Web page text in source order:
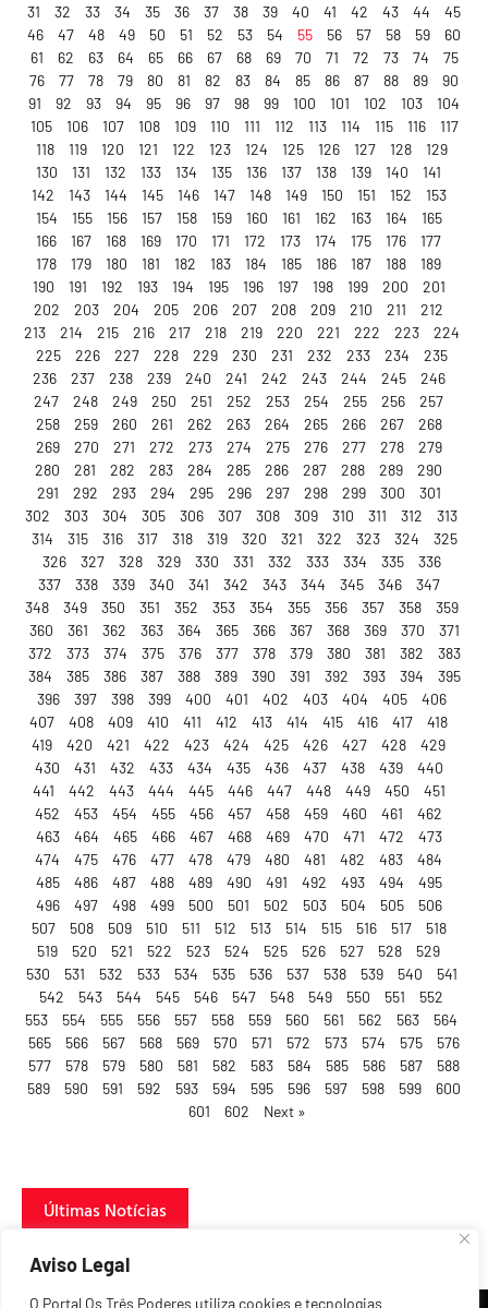
Aviso Legal
O Portal Os Três Poderes utiliza cookies e tecnologias
31
32 33 34 35 36 37 38 39 40 41 42 43 44
45
46
47 48 49 50 51 52 53 54 55 56 57 58 59
60
61
62 63 64 65 66 67 68 69 70 71 72 73 74
75
76
77 78 79 80 81 82 83 84 85 86 87 88 89
90
91
92 93 94 95 96 97 98 99 100 101 102 103
104
105
106 107 108 109 110 111 112 113 114 115 116
117
118
119 120 121 122 123 124 125 126 127 128
129
130
131 132 133 134 135 136 137 138 139 140
141
142
143 144 145 146 147 148 149 150 151 152
153
154
155 156 157 158 159 160 161 162 163 164
165
166
167 168 169 170 171 172 173 174 175 176
177
178
179 180 181 182 183 184 185 186 187 188
189
190
191 192 193 194 195 196 197 198 199 200
201
202
203 204 205 206 207 208 209 210 211
212
213
214 215 216 217 218 219 220 221 222 223
224
225
226 227 228 229 230 231 232 233 234
235
236
237 238 239 240 241 242 243 244 245
246
247
248 249 250 251 252 253 254 255 256
257
258
259 260 261 262 263 264 265 266 267
268
269
270 271 272 273 274 275 276 277 278
279
280
281 282 283 284 285 286 287 288 289
290
291
292 293 294 295 296 297 298 299 300
301
302
303 304 305 306 307 308 309 310 311 312
313
314
315 316 317 318 319 320 321 322 323 324
325
326
327 328 329 330 331 332 333 334 335
336
337
338 339 340 341 342 343 344 345 346
347
348
349 350 351 352 353 354 355 356 357 358
359
360
361 362 363 364 365 366 367 368 369 370
371
372
373 374 375 376 377 378 379 380 381 382
383
384
385 386 387 388 389 390 391 392 393 394
395
396
397 398 399 400 401 402 403 404 405
406
407
408 409 410 411 412 413 414 415 416 417
418
419
420 421 422 423 424 425 426 427 428
429
430
431 432 433 434 435 436 437 438 439
440
441
442 443 444 445 446 447 448 449 450
451
452
453 454 455 456 457 458 459 460 461
462
463
464 465 466 467 468 469 470 471 472
473
474
475 476 477 478 479 480 481 482 483
484
485
486 487 488 489 490 491 492 493 494
495
496
497 498 499 500 501 502 503 504 505
506
507
508 509 510 511 512 513 514 515 516 517
518
519
520 521 522 523 524 525 526 527 528
529
530
531 532 533 534 535 536 537 538 539 540
541
542
543 544 545 546 547 548 549 550 551
552
553
554 555 556 557 558 559 560 561 562 563
564
565
566 567 568 569 570 571 572 573 574 575
576
577
578 579 580 581 582 583 584 585 586 587
588
589
590 591 592 593 594 595 596 597 598 599
600
601
602 Next »
Últimas Notícias